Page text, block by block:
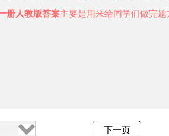
册人教版答案主要是用来给同学们做完题
下一页